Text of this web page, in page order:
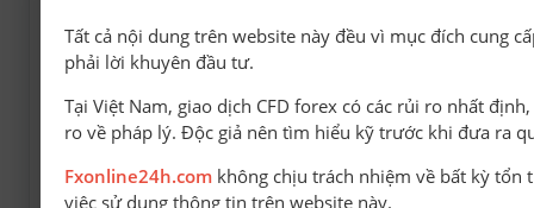
lệnh thường không quá lớn.
tham gia, spread có thể mở rộng đáng kể, làm tăng
Tất cả nội dung trên website này đều vì mục đích cung
phải lời khuyên đầu tư.
Tại Việt Nam, giao dịch CFD forex có các rủi ro nhất
ro về pháp lý. Độc giả nên tìm hiểu kỹ trước khi đưa ra
Fxonline24h.com không chịu trách nhiệm về bất kỳ tổn
việc sử dụng thông tin trên website này.